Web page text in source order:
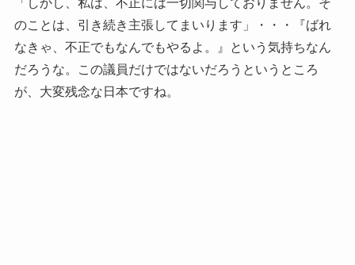
「しかし、私は、不正には一切関与しておりません。そ
のことは、引き続き主張してまいります」・・・『ばれ
なきゃ、不正でもなんでもやるよ。』という気持ちなん
だろうな。この議員だけではないだろうというところ
が、大変残念な日本ですね。